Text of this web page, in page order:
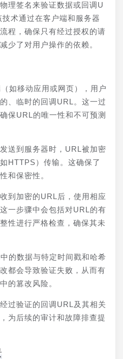
理签名来验证数据或回调U
术通过在客户端和服务器
程，确保只有经过授权的请
少了对用户操作的依赖。
（如移动应用或网页），用户
、临时的回调URL。这一过
保URL的唯一性和不可预测
送到服务器时，URL被加密
HTTPS）传输。这确保了
和保密性。
到加密的URL后，使用相应
一步骤中会包括对URL的有
性进行严格检查，确保其未
的数据与特定时间戳和哈希
都会导致验证失败，从而有
的篡改风险。
经过验证的回调URL及其相关
为后续的审计和故障排查提